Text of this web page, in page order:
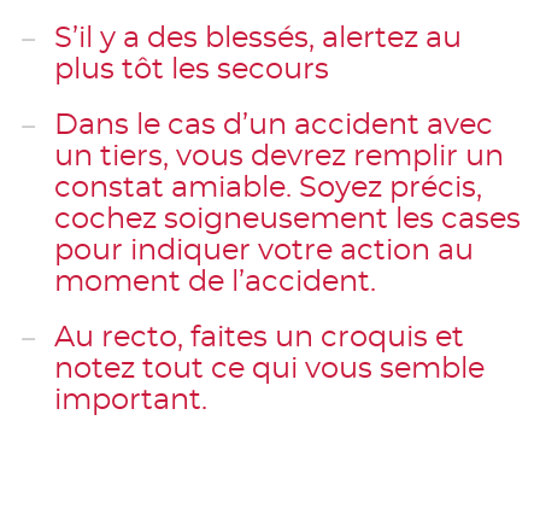
S’il y a des blessés, alertez au
plus tôt les secours
Dans le cas d’un accident avec
un tiers, vous devrez remplir un
constat amiable. Soyez précis,
cochez soigneusement les cases
pour indiquer votre action au
moment de l’accident.
Au recto, faites un croquis et
notez tout ce qui vous semble
important.